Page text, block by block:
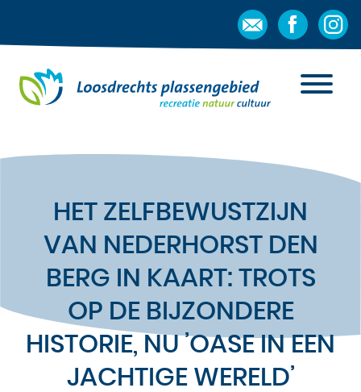
HET ZELFBEWUSTZIJN
VAN NEDERHORST DEN
BERG IN KAART: TROTS
OP DE BIJZONDERE
HISTORIE, NU ’OASE IN EEN
JACHTIGE WERELD’